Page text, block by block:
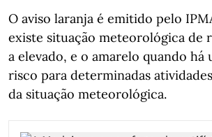
O aviso laranja é emitido pelo
existe situação meteorológica de
a elevado, e o amarelo quando há
risco para determinadas
da situação meteorológica.